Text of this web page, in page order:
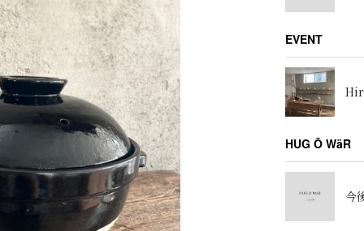
EVENT
HUG Ō WäR
今